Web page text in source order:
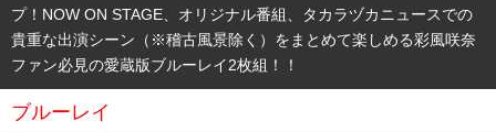
プ！NOW ON STAGE、オリジナル番組、タカラヅカニュースでの
貴重な出演シーン（※稽古風景除く）をまとめて楽しめる彩風咲奈
ファン必見の愛蔵版ブルーレイ2枚組！！
ブルーレイ